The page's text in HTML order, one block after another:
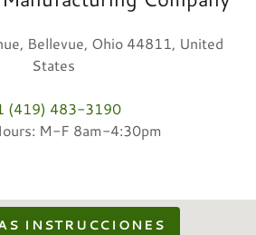
Bellevue, Ohio 44811, United
States
(419) 483-3190
M-F 8am-4:30pm
INSTRUCCIONES